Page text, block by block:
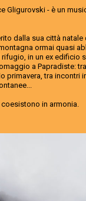
Gligurovski - è un
dalla sua città natale
ormai quasi
in un ex edificio
a Papradiste:
primavera, tra incontri
in armonia.